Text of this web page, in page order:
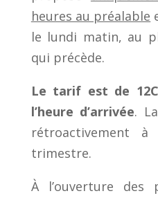
heures au préalable
le lundi matin, au
qui précède.
Le tarif est de
l’heure d’arrivée.
rétroactivement
trimestre.
À l’ouverture des